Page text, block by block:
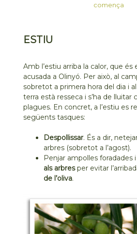
comença
ESTIU
Amb l’estiu arriba la calor, que
acusada a Olinyó. Per això, al
sobretot a primera hora del dia i
terra està resseca i s’ha de lluitar
plagues. En concret, a l’estiu es
següents tasques:
Despollissar. És a dir,
arbres (sobretot a l’agost).
Penjar ampolles foradades
als arbresper evitar
de l’oliva.